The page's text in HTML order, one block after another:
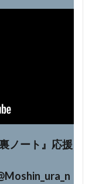
ノート』応援